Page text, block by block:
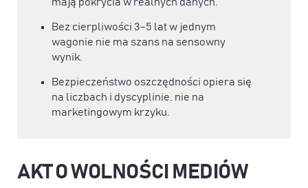
mają pokrycia w realnych danych.
Bez cierpliwości 3–5 lat w jednym
wagonie nie ma szans na sensowny
wynik.
Bezpieczeństwo oszczędności opiera się
na liczbach i dyscyplinie, nie na
marketingowym krzyku.
AKT O WOLNOŚCI MEDIÓW